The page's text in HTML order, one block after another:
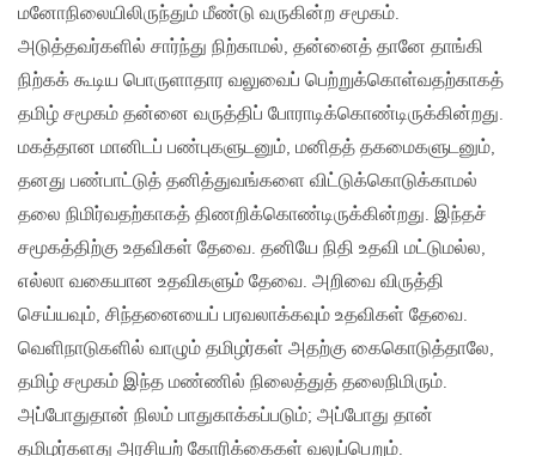
மனோநிலையிலிருந்தும் மீண்டு வருகின்ற சமூகம்.
அடுத்தவர்களில் சார்ந்து நிற்காமல், தன்னைத் தானே தாங்கி
நிற்கக் கூடிய பொருளாதார வலுவைப் பெற்றுக்கொள்வதற்காகத்
தமிழ் சமூகம் தன்னை வருத்திப் போராடிக்கொண்டிருக்கின்றது.
மகத்தான மானிடப் பண்புகளுடனும், மனிதத் தகமைகளுடனும்,
தனது பண்பாட்டுத் தனித்துவங்களை விட்டுக்கொடுக்காமல்
தலை நிமிர்வதற்காகத் திணறிக்கொண்டிருக்கின்றது. இந்தச்
சமூகத்திற்கு உதவிகள் தேவை. தனியே நிதி உதவி மட்டுமல்ல,
எல்லா வகையான உதவிகளும் தேவை. அறிவை விருத்தி
செய்யவும், சிந்தனையைப் பரவலாக்கவும் உதவிகள் தேவை.
வெளிநாடுகளில் வாழும் தமிழர்கள் அதற்கு கைகொடுத்தாலே,
தமிழ் சமூகம் இந்த மண்ணில் நிலைத்துத் தலைநிமிரும்.
அப்போதுதான் நிலம் பாதுகாக்கப்படும்; அப்போது தான்
தமிழர்களது அரசியற் கோரிக்கைகள் வலுப்பெறும்.